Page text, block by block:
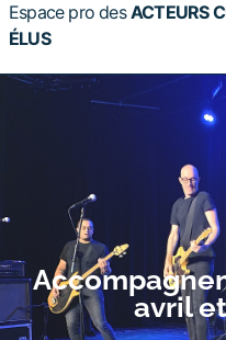
Espace pro desACTEURS
ÉLUS
avril